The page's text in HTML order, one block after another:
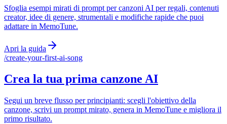
Sfoglia esempi mirati di prompt per canzoni AI per regali, contenuti
creator, idee di genere, strumentali e modifiche rapide che puoi
adattare in MemoTune.
Apri la guida
/create-your-first-ai-song
Crea la tua prima canzone AI
Segui un breve flusso per principianti: scegli l'obiettivo della
canzone, scrivi un prompt mirato, genera in MemoTune e migliora il
primo risultato.